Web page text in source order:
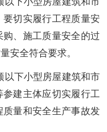
切实履行工程质量安
、施工质量安全的过
安全符合要求。
下小型房屋建筑和市
建主体应切实履行工
量和安全生产事故发